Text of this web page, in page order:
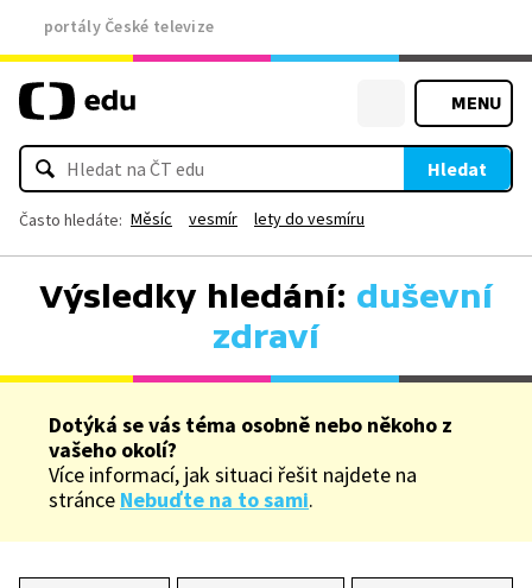
portály České televize
MENU
Hledat
Často hledáte: Měsíc vesmír lety do vesmíru
Výsledky hledání: duševní
zdraví
Dotýká se vás téma osobně nebo někoho z
vašeho okolí?
Více informací, jak situaci řešit najdete na
stránce Nebuďte na to sami.